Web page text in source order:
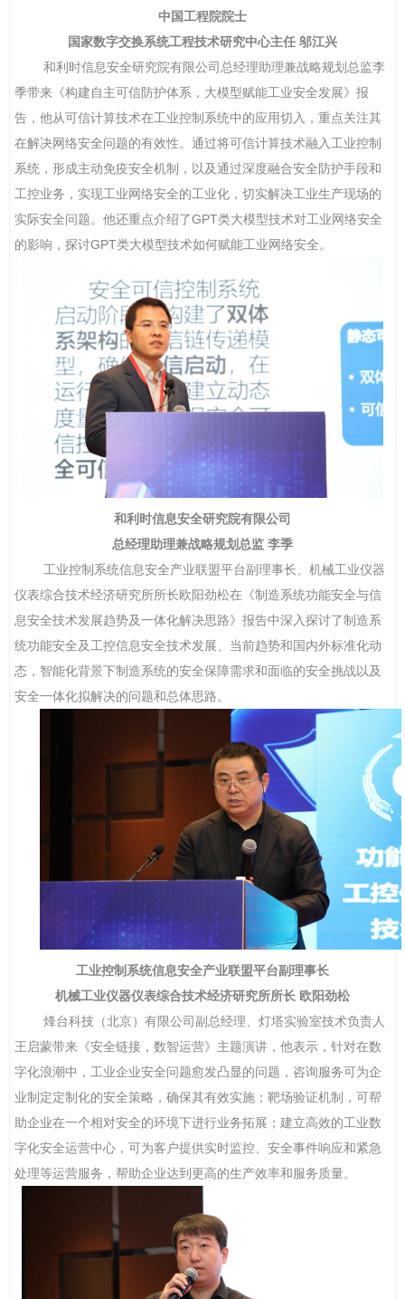
中国工程院院士
国家数字交换系统工程技术研究中心主任 邬江兴
和利时信息安全研究院有限公司总经理助理兼战略规划总监李
季带来《构建自主可信防护体系，大模型赋能工业安全发展》报
告，他从可信计算技术在工业控制系统中的应用切入，重点关注其
在解决网络安全问题的有效性。通过将可信计算技术融入工业控制
系统，形成主动免疫安全机制，以及通过深度融合安全防护手段和
工控业务，实现工业网络安全的工业化，切实解决工业生产现场的
实际安全问题。 他还重点介绍了GPT类大模型技术对工业网络安全
的影响，探讨GPT类大模型技术如何赋能工业网络安全。
和利时信息安全研究院有限公司
总经理助理兼战略规划总监 李季
工业控制系统信息安全产业联盟平台副理事长、机械工业仪器
仪表综合技术经济研究所所长欧阳劲松在《制造系统功能安全与信
息安全技术发展趋势及一体化解决思路》报告中深入探讨了制造系
统功能安全及工控信息安全技术发展、当前趋势和国内外标准化动
态，智能化背景下制造系统的安全保障需求和面临的安全挑战以及
安全一体化拟解决的问题和总体思路。
工业控制系统信息安全产业联盟平台副理事长
机械工业仪器仪表综合技术经济研究所所长 欧阳劲松
烽台科技（北京）有限公司副总经理、灯塔实验室技术负责人
王启蒙带来《安全链接，数智运营》主题演讲，他表示，针对在数
字化浪潮中，工业企业安全问题愈发凸显的问题，咨询服务可为企
业制定定制化的安全策略，确保其有效实施；靶场验证机制，可帮
助企业在一个相对安全的环境下进行业务拓展；建立高效的工业数
字化安全运营中心，可为客户提供实时监控、安全事件响应和紧急
处理等运营服务，帮助企业达到更高的生产效率和服务质量。